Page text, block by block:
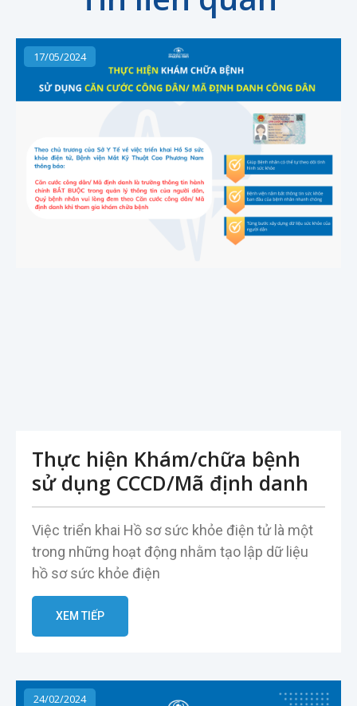
Thực hiện Khám/chữa bệnh
sử dụng CCCD/Mã định danh
17/05/2024
Việc triển khai Hồ sơ sức khỏe điện tử là một
trong những hoạt động nhằm tạo lập dữ liệu
hồ sơ sức khỏe điện
XEM TIẾP
24/02/2024